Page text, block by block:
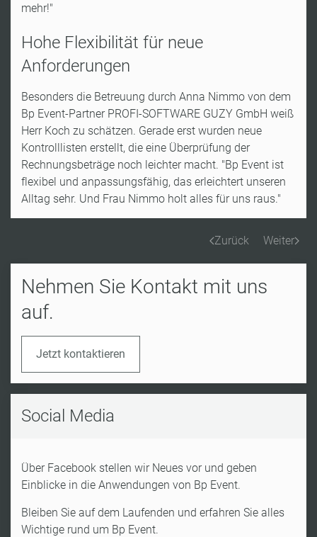
mehr!"
Hohe Flexibilität für neue
Anforderungen
Besonders die Betreuung durch Anna Nimmo von dem
Bp Event-Partner PROFI-SOFTWARE GUZY GmbH weiß
Herr Koch zu schätzen. Gerade erst wurden neue
Kontrolllisten erstellt, die eine Überprüfung der
Rechnungsbeträge noch leichter macht. "Bp Event ist
flexibel und anpassungsfähig, das erleichtert unseren
Alltag sehr. Und Frau Nimmo holt alles für uns raus."
Zurück Weiter
Nehmen Sie Kontakt mit uns
auf.
Jetzt kontaktieren
Social Media
Über Facebook stellen wir Neues vor und geben
Einblicke in die Anwendungen von Bp Event.
Bleiben Sie auf dem Laufenden und erfahren Sie alles
Wichtige rund um Bp Event.